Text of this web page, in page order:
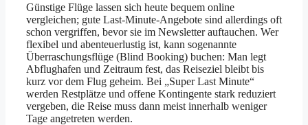
Günstige Flüge lassen sich heute bequem online
vergleichen; gute Last-Minute-Angebote sind allerdings oft
schon vergriffen, bevor sie im Newsletter auftauchen. Wer
flexibel und abenteuerlustig ist, kann sogenannte
Überraschungsflüge (Blind Booking) buchen: Man legt
Abflughafen und Zeitraum fest, das Reiseziel bleibt bis
kurz vor dem Flug geheim. Bei „Super Last Minute“
werden Restplätze und offene Kontingente stark reduziert
vergeben, die Reise muss dann meist innerhalb weniger
Tage angetreten werden.